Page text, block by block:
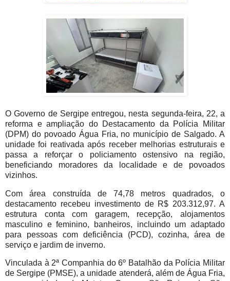
O Governo de Sergipe entregou, nesta segunda-feira, 22, a
reforma e ampliação do Destacamento da Polícia Militar
(DPM) do povoado Água Fria, no município de Salgado. A
unidade foi reativada após receber melhorias estruturais e
passa a reforçar o policiamento ostensivo na região,
beneficiando moradores da localidade e de povoados
vizinhos.
Com área construída de 74,78 metros quadrados, o
destacamento recebeu investimento de R$ 203.312,97. A
estrutura conta com garagem, recepção, alojamentos
masculino e feminino, banheiros, incluindo um adaptado
para pessoas com deficiência (PCD), cozinha, área de
serviço e jardim de inverno.
Vinculada à 2ª Companhia do 6º Batalhão da Polícia Militar
de Sergipe (PMSE), a unidade atenderá, além de Água Fria,